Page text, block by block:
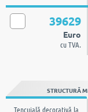
39629
Euro
cu TVA.
STRUCTURĂ
Tencuială decorativă la